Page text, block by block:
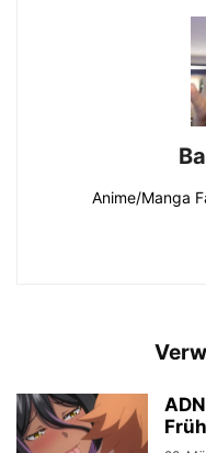
Anime/Manga